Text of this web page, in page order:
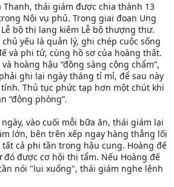
Thanh, thái giám được chia thành 13
Nội vụ phủ. Trong giai đoạn Ung
bộ thị lang kiêm Lễ bộ thượng thư.
yếu là quản lý, ghi chép cuộc sống
và phi tử, cùng hồ sơ của hoàng thất.
hoàng hậu “đồng sàng cộng chẩm”,
ghi lại ngày tháng tỉ mỉ, để sau này
Thủ tục phức tạp hơn một chút khi
“động phòng”.
vào cuối mỗi bữa ăn, thái giám lại
lớn, bên trên xếp ngay hàng thẳng lối
cả phi tần trong hậu cung. Hoàng đế
được cơ hội thị tẩm. Nếu Hoàng đế
nói "lui xuống", thái giám nghe lệnh